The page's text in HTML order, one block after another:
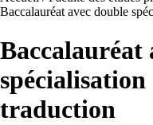
Baccalauréat avec double
Baccalauréat
traduction